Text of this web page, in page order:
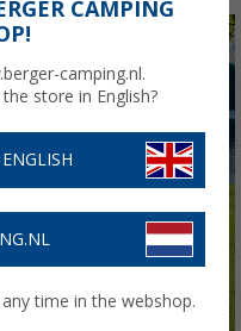
CAMPING
camping.nl.
store in English?
time in the webshop.